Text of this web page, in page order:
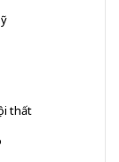
thất